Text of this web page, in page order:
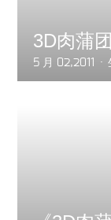
3D肉蒲
5 月 02,2011